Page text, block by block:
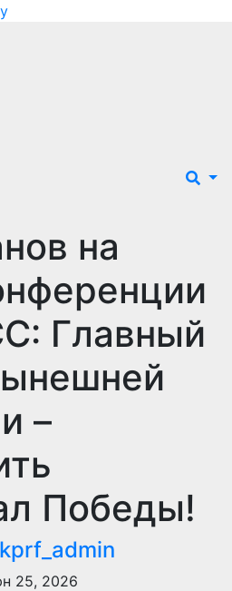
на
Главный
–
Победы!
kprf_admin
25, 2026